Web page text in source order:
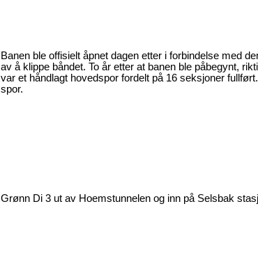
Banen ble offisielt åpnet dagen etter i forbindelse med
av å klippe båndet. To år etter at banen ble påbegynt,
var et håndlagt hovedspor fordelt på 16 seksjoner
spor.
Grønn Di 3 ut av Hoemstunnelen og inn på Selsbak